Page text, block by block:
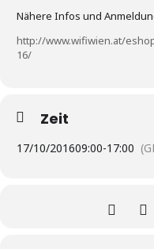
Nähere Infos und
http://www.wifiwien.at/
16/
Zeit
17/10/201609:00-17:00